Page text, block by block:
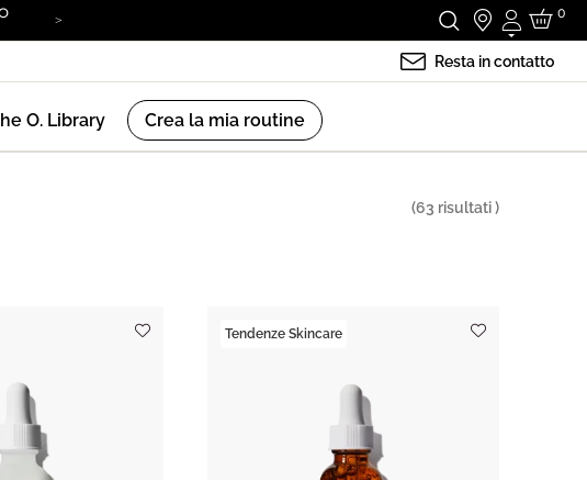
Accedi
0
Resta in contatto
O. Library Crea la mia routine
(63 risultati )
Tendenze Skincare